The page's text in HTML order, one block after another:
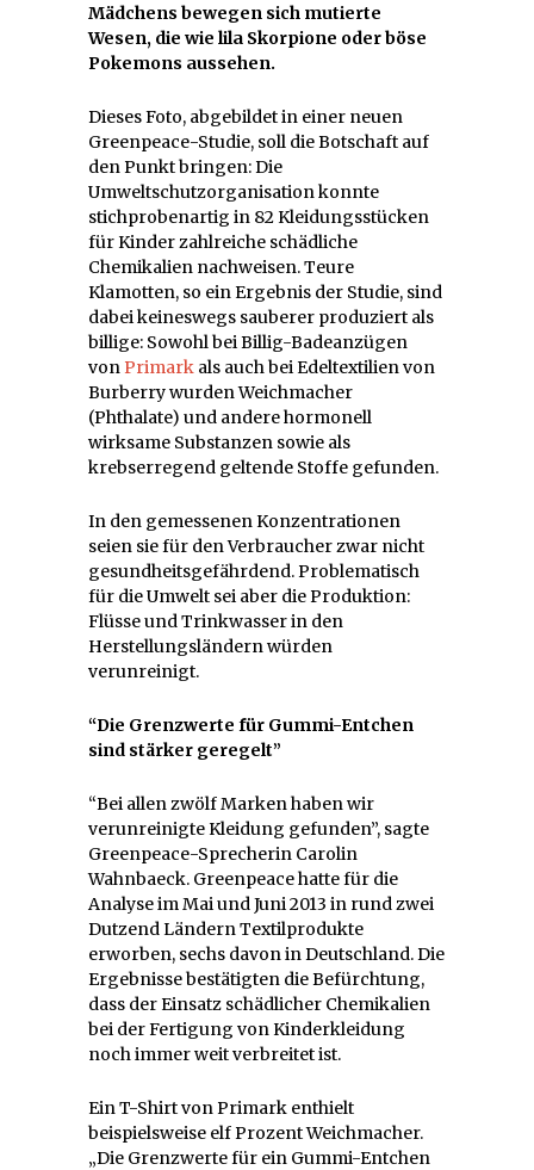
Mädchens bewegen sich mutierte
Wesen, die wie lila Skorpione oder böse
Pokemons aussehen.
Dieses Foto, abgebildet in einer neuen
Greenpeace-Studie, soll die Botschaft auf
den Punkt bringen: Die
Umweltschutzorganisation konnte
stichprobenartig in 82 Kleidungsstücken
für Kinder zahlreiche schädliche
Chemikalien nachweisen. Teure
Klamotten, so ein Ergebnis der Studie, sind
dabei keineswegs sauberer produziert als
billige: Sowohl bei Billig-Badeanzügen
vonPrimark als auch bei Edeltextilien von
Burberry wurden Weichmacher
(Phthalate) und andere hormonell
wirksame Substanzen sowie als
krebserregend geltende Stoffe gefunden.
In den gemessenen Konzentrationen
seien sie für den Verbraucher zwar nicht
gesundheitsgefährdend. Problematisch
für die Umwelt sei aber die Produktion:
Flüsse und Trinkwasser in den
Herstellungsländern würden
verunreinigt.
“Die Grenzwerte für Gummi-Entchen
sind stärker geregelt”
“Bei allen zwölf Marken haben wir
verunreinigte Kleidung gefunden”, sagte
Greenpeace-Sprecherin Carolin
Wahnbaeck. Greenpeace hatte für die
Analyse im Mai und Juni 2013 in rund zwei
Dutzend Ländern Textilprodukte
erworben, sechs davon in Deutschland. Die
Ergebnisse bestätigten die Befürchtung,
dass der Einsatz schädlicher Chemikalien
bei der Fertigung von Kinderkleidung
noch immer weit verbreitet ist.
Ein T-Shirt von Primark enthielt
beispielsweise elf Prozent Weichmacher.
„Die Grenzwerte für ein Gummi-Entchen